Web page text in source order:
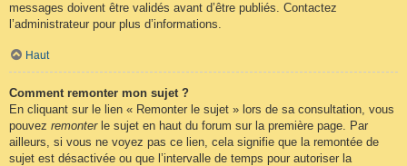
messages doivent être validés avant d’être publiés. Contactez
l’administrateur pour plus d’informations.
Haut
Comment remonter mon sujet ?
En cliquant sur le lien « Remonter le sujet » lors de sa consultation, vous
pouvez remonterle sujet en haut du forum sur la première page. Par
ailleurs, si vous ne voyez pas ce lien, cela signifie que la remontée de
sujet est désactivée ou que l’intervalle de temps pour autoriser la